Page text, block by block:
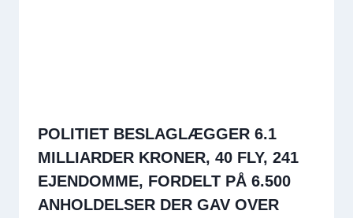
POLITIET BESLAGLÆGGER 6.1
MILLIARDER KRONER, 40 FLY, 241
EJENDOMME, FORDELT PÅ 6.500
ANHOLDELSER DER GAV OVER